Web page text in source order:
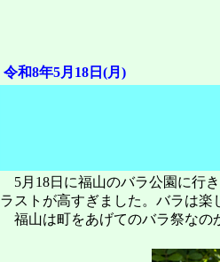
令和8年5月18日(月)
5月18日に福山のバラ公園に行
ラストが高すぎました。バラは楽
福山は町をあげてのバラ祭なの